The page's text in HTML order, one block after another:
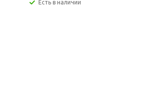
Есть в наличии